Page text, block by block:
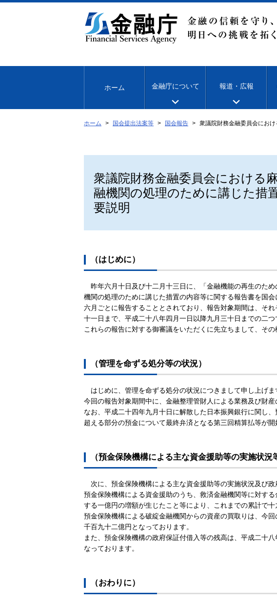
文
移
ホーム 金融庁について 報道・広報
ホーム 国会提出法案等 国会報告 衆議院財務金融委員会にお
衆議院財務金融委員会における
融機関の処理のために講じた措
要説明
（はじめに）
昨年六月十日及び十二月十三日に、「金融機能の再生のた
機関の処理のために講じた措置の内容等に関する報告書を国会
六月ごとに報告することとされており、報告対象期間は、そ
十一日まで、平成二十八年四月一日以降九月三十日までの二つ
これらの報告に対する御審議をいただくに先立ちまして、その
（管理を命ずる処分等の状況）
はじめに、管理を命ずる処分の状況につきまして申し上げま
今回の報告対象期間中に、金融整理管財人による業務及び財
なお、平成二十四年九月十日に解散した日本振興銀行に関し
超える部分の預金について最終弁済となる第三回精算払等が開
（預金保険機構による主な資金援助等の実施状況
次に、預金保険機構による主な資金援助等の実施状況及び
預金保険機構による資金援助のうち、救済金融機関等に対す
する一億円の増額が生じたこと等により、これまでの累計で十
預金保険機構による破綻金融機関からの資産の買取りは、今
千百九十二億円となっております。
また、預金保険機構の政府保証付借入等の残高は、平成二十
なっております。
（おわりに）